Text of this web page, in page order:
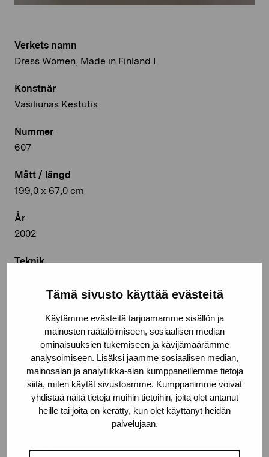
Tämä sivusto käyttää evästeitä
Käytämme evästeitä tarjoamamme sisällön ja
mainosten räätälöimiseen, sosiaalisen median
ominaisuuksien tukemiseen ja kävijämäärämme
analysoimiseen. Lisäksi jaamme sosiaalisen median,
mainosalan ja analytiikka-alan kumppaneillemme tietoja
siitä, miten käytät sivustoamme. Kumppanimme voivat
yhdistää näitä tietoja muihin tietoihin, joita olet antanut
heille tai joita on kerätty, kun olet käyttänyt heidän
palvelujaan.
Verkets namn
Dress Women, Made in Finland I
Konstnär
Vasiliunas Kestutis
Nummer
607
Mått / längd
199,0 x 67,0 cm
År
2002
Teknik
Pro Artibus, Ekenäs
© Kuvasto 2026
Linkedin